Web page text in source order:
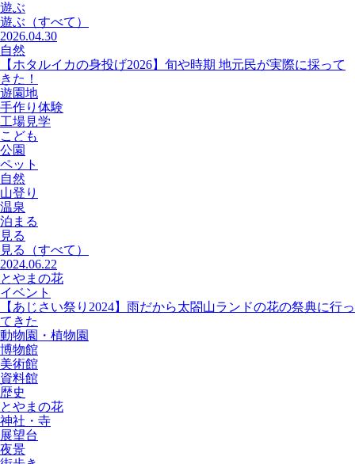
遊ぶ
遊ぶ （すべて）
2026.04.30
自然
【ホタルイカの身投げ2026】旬や時期 地元民が実際に採って
きた！
遊園地
手作り体験
工場見学
こども
公園
ペット
自然
山登り
温泉
泊まる
見る
見る
（すべて）
2024.06.22
とやまの花
イベント
【あじさい祭り2024】雨だから太閤山ランドの花の祭典に行っ
てきた
動物園・植物園
博物館
美術館
資料館
歴史
とやまの花
神社・寺
展望台
夜景